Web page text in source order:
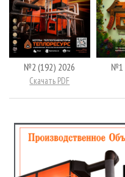
№2 (192) 2026
Скачать PDF
№1